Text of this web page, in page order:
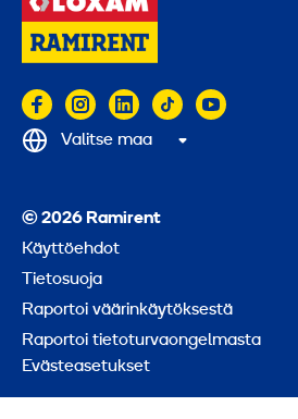
© 2026 Ramirent
Käyttöehdot
Tietosuoja
Raportoi väärinkäytöksestä
Raportoi tietoturvaongelmasta
Evästeasetukset
Valitse maa